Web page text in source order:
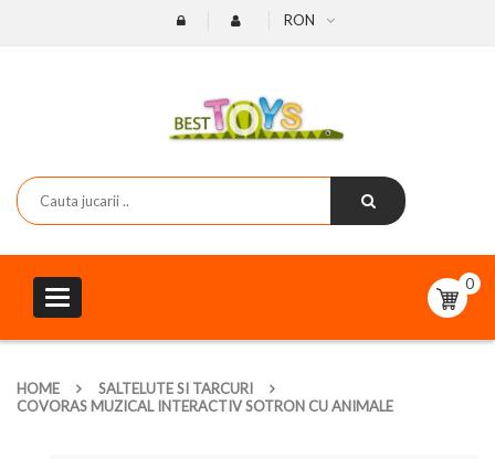
RON
Toggle
navigation
0
HOME
SALTELUTE SI TARCURI
COVORAS MUZICAL INTERACTIV SOTRON CU ANIMALE